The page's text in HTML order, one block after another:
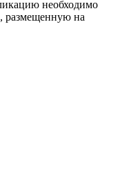
необходимо
размещенную на